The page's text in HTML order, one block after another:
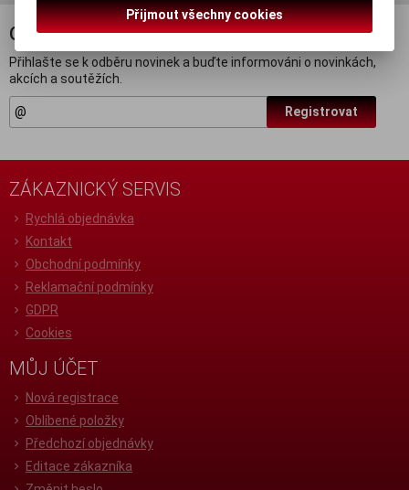
ODBĚR NOVINEK
Přihlašte se k odběru novinek a buďte informováni o novinkách,
akcích a soutěžích.
Registrovat
ZÁKAZNICKÝ SERVIS
Rychlá objednávka
Kontakt
Obchodní podmínky
Reklamační podmínky
GDPR
Cookies
MŮJ ÚČET
Nová registrace
Oblíbené položky
Předchozí objednávky
Editace zákazníka
Přijmout všechny cookies